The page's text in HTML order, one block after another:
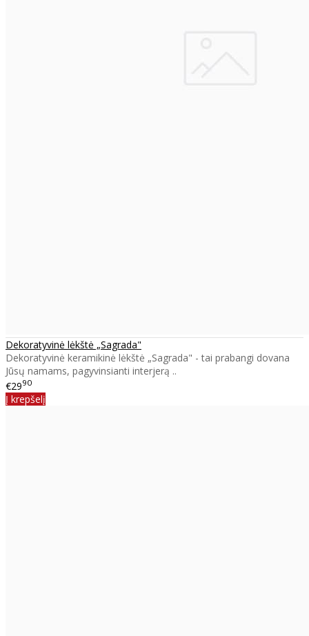
Dekoratyvinė lėkštė „Sagrada"
Dekoratyvinė keramikinė lėkštė „Sagrada" - tai prabangi dovana
Jūsų namams, pagyvinsianti interjerą ..
€2990
Į krepšelį